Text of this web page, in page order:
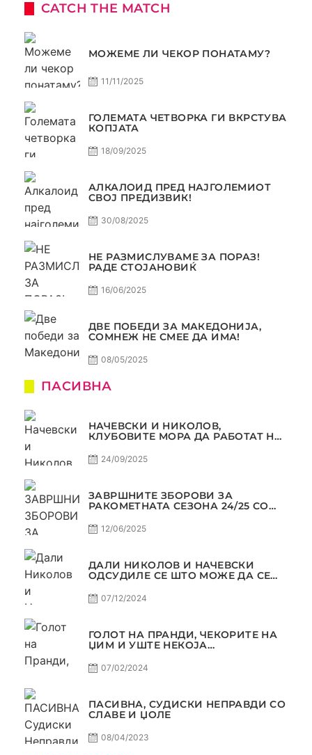
CATCH THE MATCH
МОЖЕМЕ ЛИ ЧЕКОР ПОНАТАМУ?
11/11/2025
ГОЛЕМАТА ЧЕТВОРКА ГИ ВКРСТУВА
КОПЈАТА
18/09/2025
АЛКАЛОИД ПРЕД НАЈГОЛЕМИОТ
СВОЈ ПРЕДИЗВИК!
30/08/2025
НЕ РАЗМИСЛУВАМЕ ЗА ПОРАЗ!
РАДЕ СТОЈАНОВИЌ
16/06/2025
ДВЕ ПОБЕДИ ЗА МАКЕДОНИЈА,
СОМНЕЖ НЕ СМЕЕ ДА ИМА!
08/05/2025
ПАСИВНА
НАЧЕВСКИ И НИКОЛОВ,
КЛУБОВИТЕ МОРА ДА РАБОТАТ НА
С5Е2 ПАСИВНА
24/09/2025
ЗАВРШНИТЕ ЗБОРОВИ ЗА
РАКОМЕТНАТА СЕЗОНА 24/25 СО
С4Е11
12/06/2025
ДАЛИ НИКОЛОВ И НАЧЕВСКИ
ОДСУДИЛЕ СЕ ШТО МОЖЕ ДА СЕ
07/12/2024
ГОЛОТ НА ПРАНДИ, ЧЕКОРИТЕ НА
ЏИМ И УШТЕ НЕКОЈА
САМО РАКОМЕТ
07/02/2024
ПАСИВНА, СУДИСКИ НЕПРАВДИ СО
СЛАВЕ И ЏОЛЕ
08/04/2023